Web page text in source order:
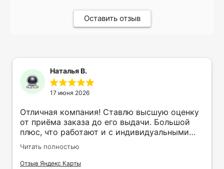
Оставить отзыв
Наталья В.
17 июня 2026
Отличная компания! Ставлю высшую оценку
от приёма заказа до его выдачи. Большой
плюс, что работают и с индивидуальными
заказами. Нелбходимо было нанести принт
на кружку в подарок. Заказ был исполнен
оперативно и ооочень красиво, даже не
Читать полностью
Отзыв Яндекс Карты